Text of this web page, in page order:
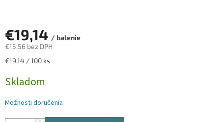
€19,14 / balenie
€15,56 bez DPH
Jednotková
€19,14 / 100 ks
Skladom
Možnosti doručenia